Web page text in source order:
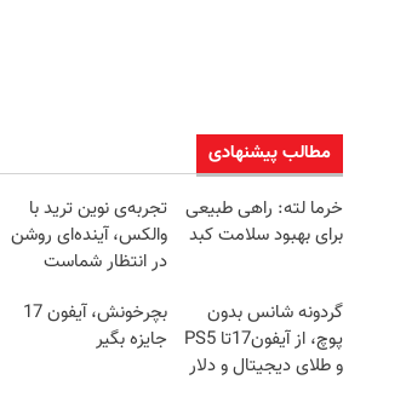
مطالب پیشنهادی
خرما لته: راهی طبیعی
برای بهبود سلامت کبد
تجربه‌ی نوین ترید با
والکس، آینده‌ای روشن
در انتظار شماست
گردونه شانس بدون
پوچ، از آیفون17تا PS5
و طلای دیجیتال و دلار
بچرخونش، آیفون 17
جایزه بگیر